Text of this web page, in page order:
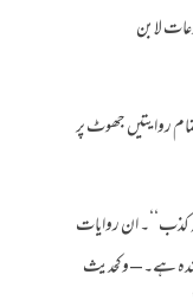
لابن
روایتیں جھوٹ پر
کذب‘‘۔ ان روایات
ہے۔ – وكحديث